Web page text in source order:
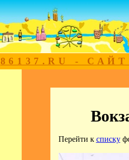
86137.RU -
Перейти к списку